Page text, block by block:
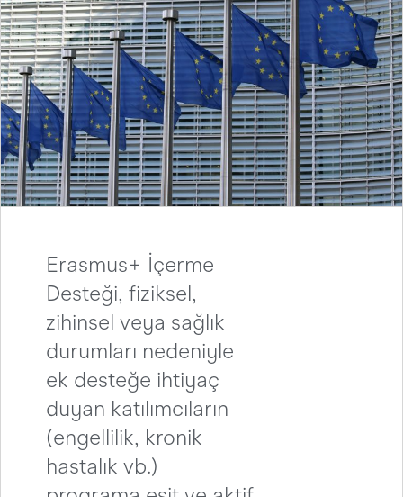
Personel Hareketliliği Anlaşması – Eğitim Alma
Personel Hareketliliği Geri Bildirim Formu
Öğrenci Beyannamesi
Erasmus+ İçerme
Desteği, fiziksel,
zihinsel veya sağlık
durumları nedeniyle
ek desteğe ihtiyaç
duyan katılımcıların
(engellilik, kronik
hastalık vb.)